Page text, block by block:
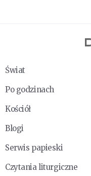
Świat
Po godzinach
Kościół
Blogi
Serwis papieski
Czytania liturgiczne